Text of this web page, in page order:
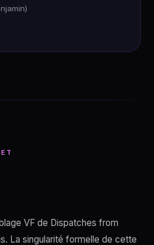
VF de Dispatches from
La singularité formelle de cette